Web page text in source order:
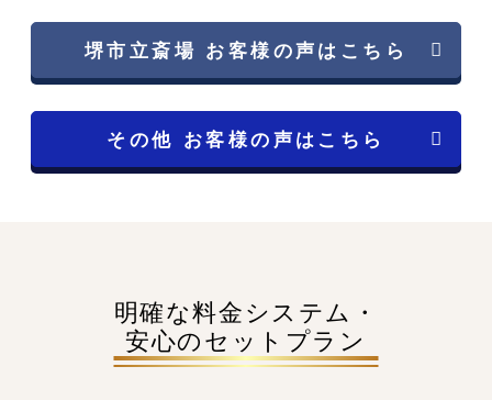
堺市立斎場 お客様の声はこちら
その他 お客様の声はこちら
明確な料金システム・
安心のセットプラン